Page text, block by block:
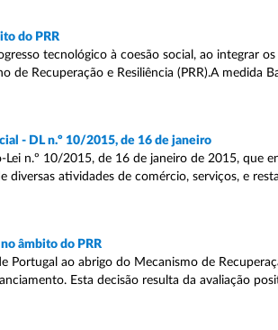
do PRR
tecnológico à coesão social, ao integrar
de Recuperação e Resiliência (PRR).A medida
- DL n.º 10/2015, de 16 de janeiro
n.º 10/2015, de 16 de janeiro de 2015, que
atividades de comércio, serviços, e
âmbito do PRR
ao abrigo do Mecanismo de
Esta decisão resulta da avaliação